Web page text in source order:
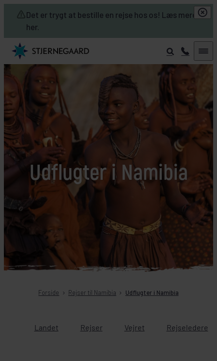
Det er trygt at bestille en rejse hos os! Læs mere
her.
Skip to main content
Udflugter i Namibia
Forside Rejser til Namibia Udflugter i Namibia
Landet Rejser Vejret Rejseledere